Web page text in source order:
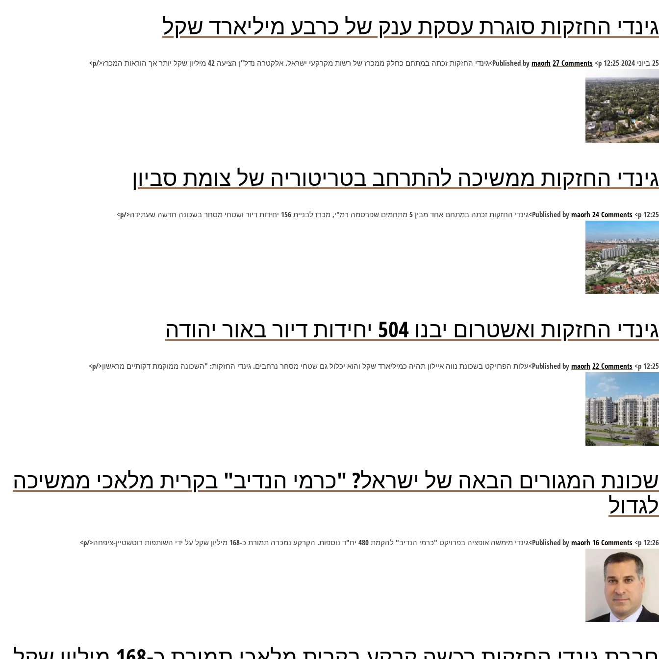
גינדי החזקות סוגרת עסקת ענק של כרבע מיליארד שקל
25 ביוני 2024 12:25 Published by maorh 27 Comments <p>גינדי החזקות זכתה במתחם כחלק ממכרז של רשות מקרקעי ישראל. אלקטרה נדל"ן הציעה 42 מיליון שקל יותר אך הוראות המכרז</p>
גינדי החזקות ממשיכה להתרחב בטריטוריה של צומת סביון
12:25
Published by maorh 24 Comments <p>גינדי החזקות זכתה במתחם אחד מבין 5 מתחמים שפרסמה רמ"י, מכרז לבניית 156 יחידות דיור ושטחי מסחר בשכונה חדשה שעתידה</p>
‏גינדי החזקות ואשטרום יבנו 504 יחידות דיור באור יהודה‏
12:25
Published by maorh 22 Comments <p>עלות הפרויקט בשכונת נווה איילון תהיה כמיליארד שקל והוא יכלול גם שטחי מסחר נרחבים. גינדי החזקות: "השכונה ממוקמת דקותיים מראשון</p>
שכונת המגורים הבאה של ישראל? "כרמי הנדיב" בקרית מלאכי ממשיכה
לגדול
12:26
Published by maorh 16 Comments <p>גינדי מימשה אופציה בפרויקט "כרמי הנדיב" להקמת 480 יח"ד נוספות. הקרקע נמכרה תמורת כ-168 מיליון שקל על ידי השותפות רוטשטיין-ציפחה</p>